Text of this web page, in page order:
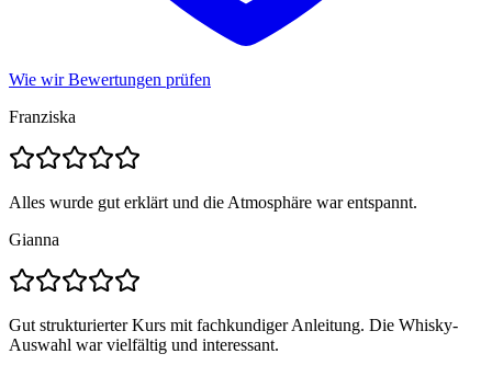
Wie wir Bewertungen prüfen
Franziska
Alles wurde gut erklärt und die Atmosphäre war entspannt.
Gianna
Gut strukturierter Kurs mit fachkundiger Anleitung. Die Whisky-
Auswahl war vielfältig und interessant.